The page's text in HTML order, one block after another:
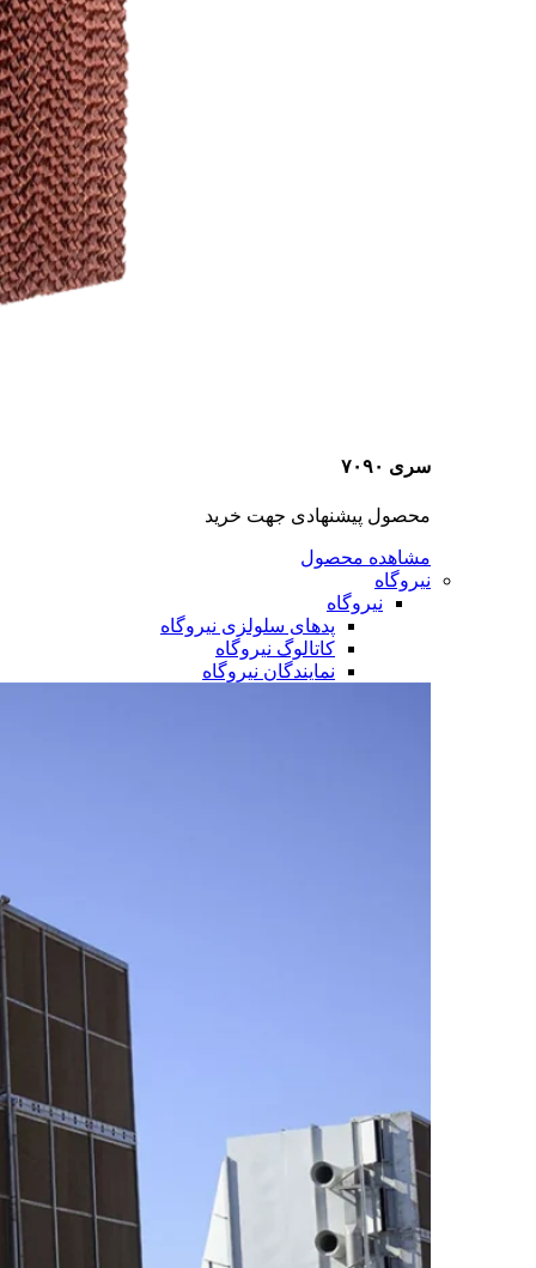
سری ۷۰۹۰
محصول پیشنهادی جهت خرید
مشاهده محصول
نیروگاه
نیروگاه
پدهای سلولزی نیروگاه
کاتالوگ نیروگاه
نمایندگان نیروگاه